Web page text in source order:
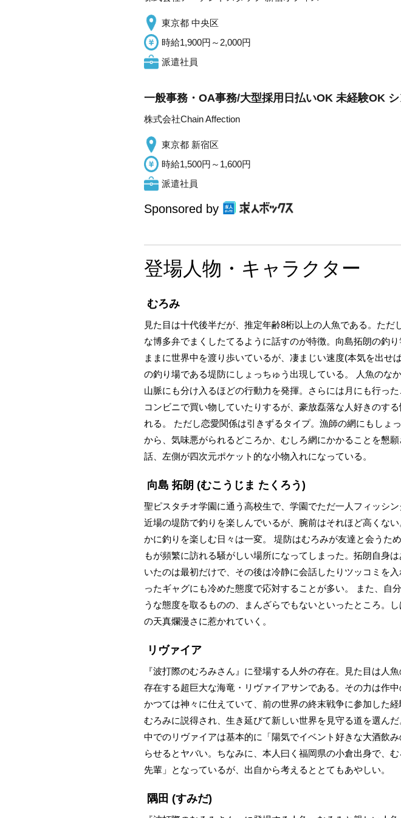
東京都 中央区
時給1,900円～2,000円
派遣社員
一般事務・OA事務/大型採用日払いOK 未経験OK
株式会社Chain Affection
東京都 新宿区
時給1,500円～1,600円
派遣社員
Sponsored by
登場人物・キャラクター
むろみ
見た目は十代後半だが、推定年齢8桁以上の人魚である。た
な博多弁でまくしたてるように話すのが特徴。向島拓朗の釣
ままに世界中を渡り歩いているが、凄まじい速度(本気を出せ
の釣り場である堤防にしょっちゅう出現している。 人魚のな
山脈にも分け入るほどの行動力を発揮。さらには月にも行っ
コンビニで買い物していたりするが、豪放磊落な人好きのす
れる。 ただし恋愛関係は引きずるタイプ。漁師の網にもしょ
から、気味悪がられるどころか、むしろ網にかかることを懇
話、左側が四次元ポケット的な小物入れになっている。
向島 拓朗 (むこうじま たくろう)
聖ピスタチオ学園に通う高校生で、学園でただ一人フィッシ
近場の堤防で釣りを楽しんでいるが、腕前はそれほど高くな
かに釣りを楽しむ日々は一変。 堤防はむろみが友達と会うた
もが頻繁に訪れる騒がしい場所になってしまった。拓朗自身
いたのは最初だけで、その後は冷静に会話したりツッコミを
ったギャグにも冷めた態度で応対することが多い。 また、自
うな態度を取るものの、まんざらでもないといったところ。
の天真爛漫さに惹かれていく。
リヴァイア
『波打際のむろみさん』に登場する人外の存在。見た目は人
存在する超巨大な海竜・リヴァイアサンである。その力は作
かつては神々に仕えていて、前の世界の終末戦争に参加した
むろみに説得され、生き延びて新しい世界を見守る道を選ん
中でのリヴァイアは基本的に「陽気でイベント好きな大酒飲
らせるとヤバい。ちなみに、本人曰く福岡県の小倉出身で、
先輩」となっているが、出自から考えるととてもあやしい。
隅田 (すみだ)